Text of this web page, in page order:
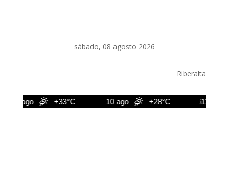
sábado, 08 agosto 2026
Riberalta
9 ago +33°C 10 ago +28°C 11 ago